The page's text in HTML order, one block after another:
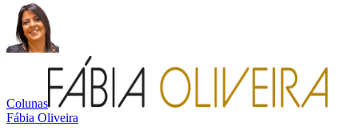
Colunas
Fábia Oliveira